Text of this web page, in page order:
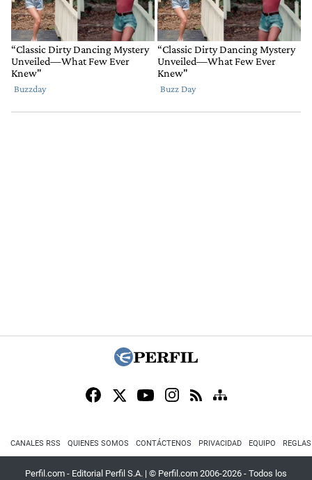
CANALES RSS QUIENES SOMOS CONTÁCTENOS PRIVACIDAD EQUIPO
Perfil.com - Editorial Perfil S.A. | © Perfil.com 2006-2026 - Todos los